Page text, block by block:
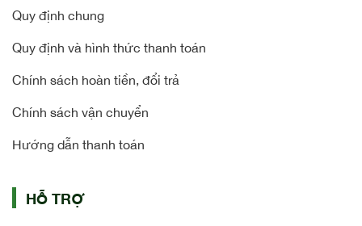
Quy định chung
Quy định và hình thức thanh toán
Chính sách hoàn tiền, đổi trả
Chính sách vận chuyển
Hướng dẫn thanh toán
HỖ TRỢ